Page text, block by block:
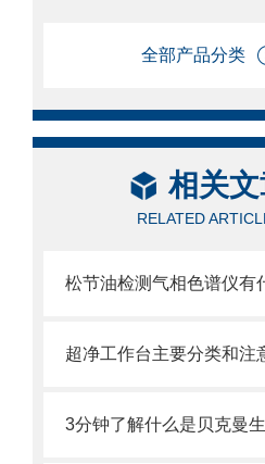
全部产品分类
相关
RELATED
松节油检测气相色谱仪有
3分钟了解什么是贝克曼